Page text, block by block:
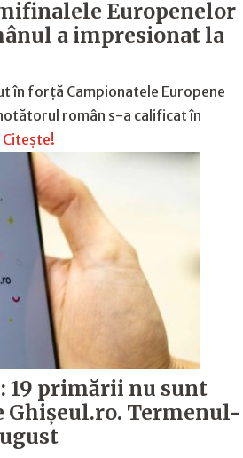
Europenelor
a impresionat la
în forță Campionatele Europene
român s-a calificat în
Citește!
19 primării nu sunt
Ghișeul.ro. Termenul-